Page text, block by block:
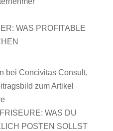
WAS PROFITABLE
WAS DU
POSTEN SOLLST